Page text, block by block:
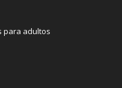
para adultos